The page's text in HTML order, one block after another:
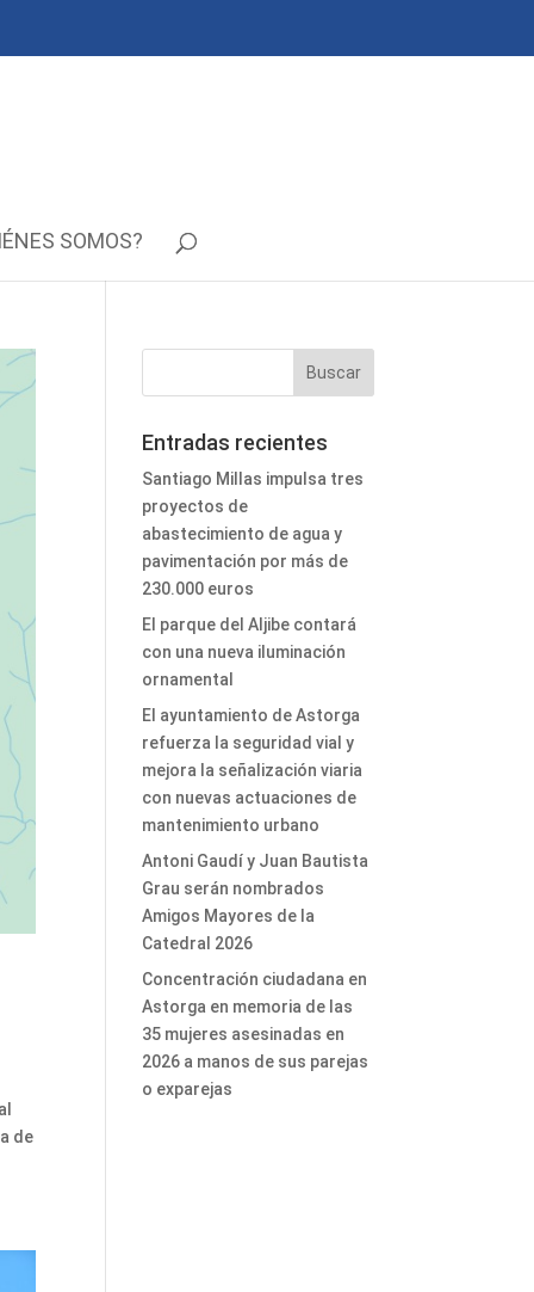
SOMOS?
de
Entradas recientes
Santiago Millas impulsa tres
proyectos de
abastecimiento de agua y
pavimentación por más de
230.000 euros
El parque del Aljibe contará
con una nueva iluminación
ornamental
El ayuntamiento de Astorga
refuerza la seguridad vial y
mejora la señalización viaria
con nuevas actuaciones de
mantenimiento urbano
Antoni Gaudí y Juan Bautista
Grau serán nombrados
Amigos Mayores de la
Catedral 2026
Concentración ciudadana en
Astorga en memoria de las
35 mujeres asesinadas en
2026 a manos de sus parejas
o exparejas